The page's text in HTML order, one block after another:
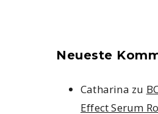
Neueste
Catharina zu
Effect Serum